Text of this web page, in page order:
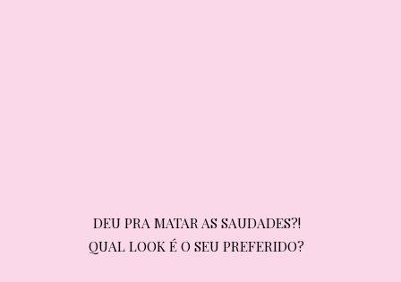
DEU PRA MATAR AS SAUDADES?!
QUAL LOOK É O SEU PREFERIDO?
DEU PRA MATAR AS SAUDADES?!
QUAL LOOK É O SEU PREFERIDO?